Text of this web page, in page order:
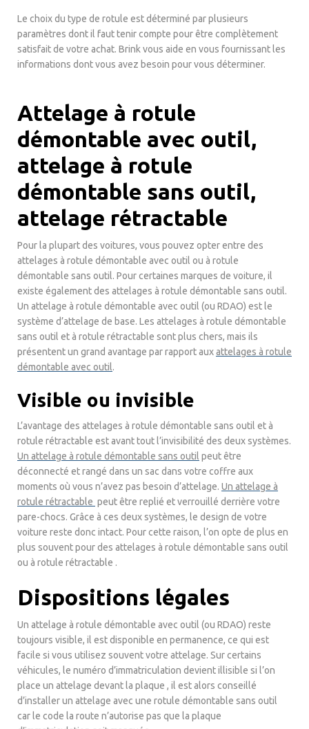
Le choix du type de rotule est déterminé par plusieurs
paramètres dont il faut tenir compte pour être complètement
satisfait de votre achat. Brink vous aide en vous fournissant les
informations dont vous avez besoin pour vous déterminer.
Attelage à rotule
démontable avec outil,
attelage à rotule
démontable sans outil,
attelage rétractable
Pour la plupart des voitures, vous pouvez opter entre des
attelages à rotule démontable avec outil ou à rotule
démontable sans outil. Pour certaines marques de voiture, il
existe également des attelages à rotule démontable sans outil.
Un attelage à rotule démontable avec outil (ou RDAO) est le
système d’attelage de base. Les attelages à rotule démontable
sans outil et à rotule rétractable sont plus chers, mais ils
présentent un grand avantage par rapport auxattelages à rotule
démontable avec outil.
Visible ou invisible
L’avantage des attelages à rotule démontable sans outil et à
rotule rétractable est avant tout l’invisibilité des deux systèmes.
Un attelage à rotule démontable sans outil peut être
déconnecté et rangé dans un sac dans votre coffre aux
moments où vous n’avez pas besoin d’attelage. Un attelage à
rotule rétractable peut être replié et verrouillé derrière votre
pare-chocs. Grâce à ces deux systèmes, le design de votre
voiture reste donc intact. Pour cette raison, l’on opte de plus en
plus souvent pour des attelages à rotule démontable sans outil
ou à rotule rétractable .
Dispositions légales
Un attelage à rotule démontable avec outil (ou RDAO) reste
toujours visible, il est disponible en permanence, ce qui est
facile si vous utilisez souvent votre attelage. Sur certains
véhicules, le numéro d’immatriculation devient illisible si l’on
place un attelage devant la plaque , il est alors conseillé
d’installer un attelage avec une rotule démontable sans outil
car le code la route n’autorise pas que la plaque